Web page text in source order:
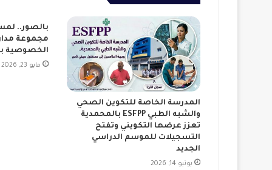
المدرسة الخاصة للتكوين الصحي
والشبه الطبي ESFPP بالمحمدية
تعزز عرضها التكويني وتفتح
التسجيلات للموسم الدراسي
الجديد
يونيو 14, 2026
بالصور..
مجموعة
الخصوصية
مايو 23, 2026